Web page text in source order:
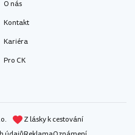
O nás
Kontakt
Kariéra
Pro CK
Z lásky k cestování